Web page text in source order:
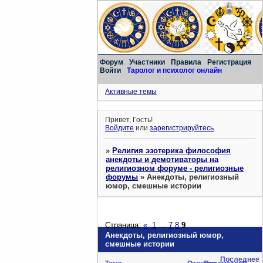
Форум Участники Правила
Регистрация
Войти
Таролог и психолог онлайн
Активные темы
Привет, Гость!
Войдите илизарегистрируйтесь.
»Религия эзотерика философия
анекдоты и демотиваторы на
религиозном форуме - религиозные
форумы »Анекдоты, религиозный
юмор, смешные истории
Анекдоты, религиозный юмор,
смешные истории
Страница:« 1 … 7 8 9
Последнее